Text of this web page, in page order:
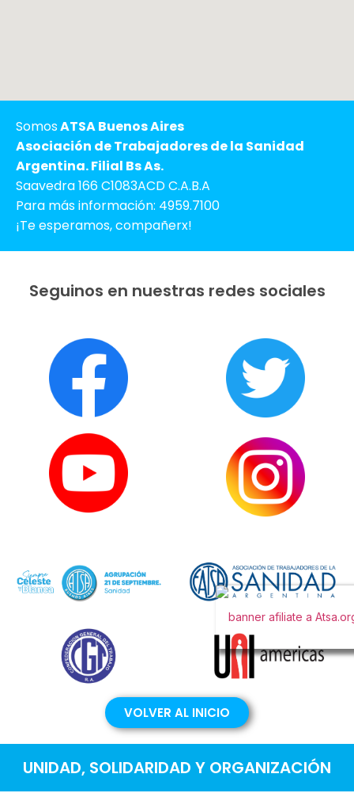
SomosATSA Buenos Aires
Asociación de Trabajadores de la Sanidad
Argentina. Filial Bs As.
Saavedra 166 C1083ACD C.A.B.A
Para más información: 4959.7100
¡Te esperamos, compañerx!
Seguinos en nuestras redes sociales
VOLVER AL INICIO
UNIDAD, SOLIDARIDAD Y ORGANIZACIÓN